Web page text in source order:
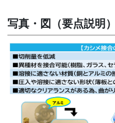
写真・図（要点説明）